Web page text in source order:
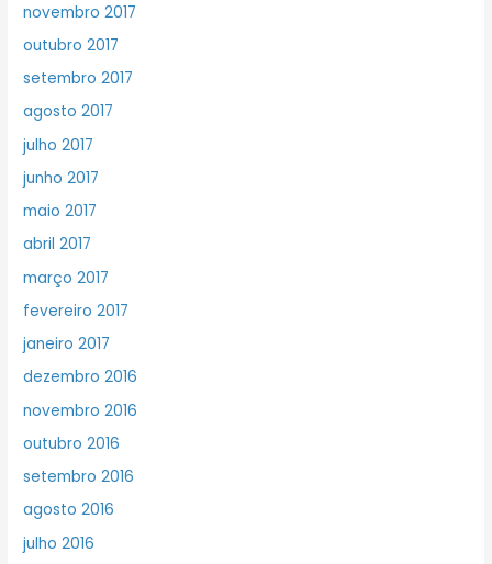
novembro 2017
outubro 2017
setembro 2017
agosto 2017
julho 2017
junho 2017
maio 2017
abril 2017
março 2017
fevereiro 2017
janeiro 2017
dezembro 2016
novembro 2016
outubro 2016
setembro 2016
agosto 2016
julho 2016